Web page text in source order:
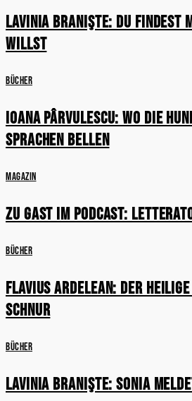
Lavinia Branişte: Du findest
willst
Bücher
Ioana Pârvulescu: Wo die
Sprachen bellen
Magazin
Zu Gast im Podcast:
Bücher
Flavius Ardelean: Der
Schnur
Bücher
Lavinia Branişte: Sonia